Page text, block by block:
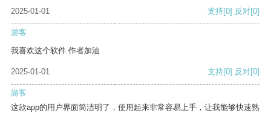
2025-01-01 支持[0] 反对[0]
游客
我喜欢这个软件 作者加油
2025-01-01 支持[0] 反对[0]
游客
这款app的用户界面简洁明了，使用起来非常容易上手，让我能够快速熟